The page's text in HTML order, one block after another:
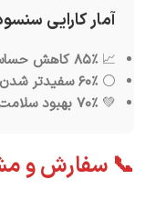
آمار کارایی
📈۸۵٪ کاهش حساسیت
⚪۶۰٪ سفیدتر شدن
💚۷۰٪ بهبود سلامت لثه
📞 سفارش و